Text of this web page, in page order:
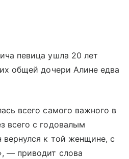
певица ушла 20 лет
общей дочери Алине едва
всего самого важного в
всего с годовалым
вернулся к той женщине, с
— приводит слова